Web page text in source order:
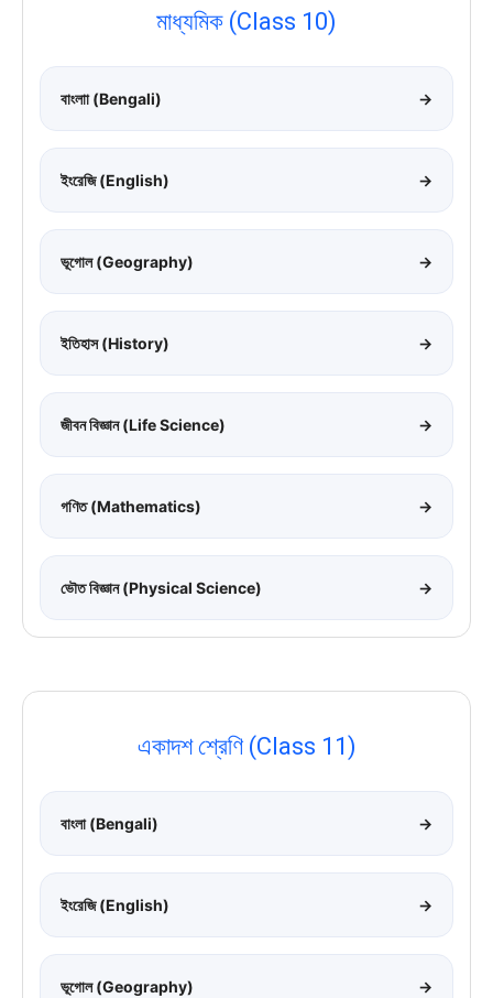
মাধ্যমিক (Class 10)
বাংলাা (Bengali) →
ইংরেজি (English) →
ভূগোল (Geography) →
ইতিহাস (History) →
জীবন বিজ্ঞান (Life Science) →
গণিত (Mathematics) →
ভৌত বিজ্ঞান (Physical Science) →
একাদশ শ্রেণি (Class 11)
বাংলা (Bengali) →
ইংরেজি (English) →
ভূগোল (Geography) →